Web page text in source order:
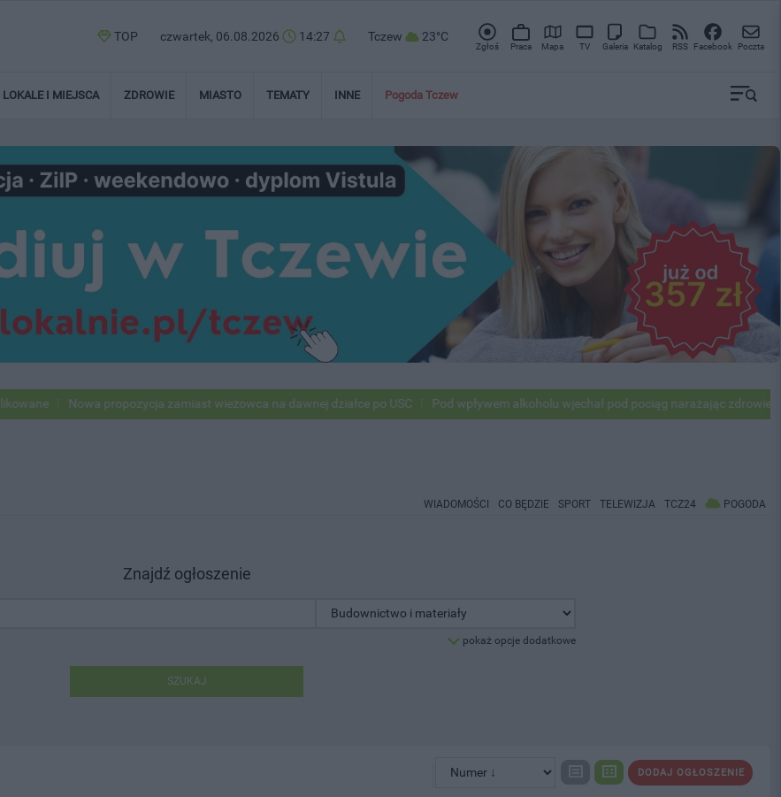
TOP czwartek, 06.08.2026 14:27 Tczew 23°C
Zgłoś Praca Mapa TV Galeria Katalog RSS Facebook Poczta
LOKALE I MIEJSCA ZDROWIE MIASTO TEMATY INNE Pogoda Tczew
Nowa propozycja zamiast wieżowca na dawnej działce po USC Pod wpływem alkoholu wjechał pod pociąg narażając zdrowie i
WIADOMOŚCI CO BĘDZIE SPORT TELEWIZJA TCZ24 POGODA
Znajdź ogłoszenie
pokaż opcje dodatkowe
SZUKAJ
DODAJ OGŁOSZENIE